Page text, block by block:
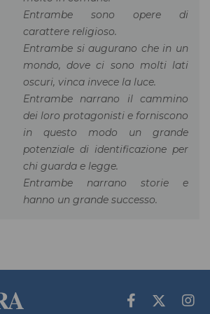
Entrambe sono opere di
carattere religioso.
Entrambe si augurano che in un
mondo, dove ci sono molti lati
oscuri, vinca invece la luce.
Entrambe narrano il cammino
dei loro protagonisti e forniscono
in questo modo un grande
potenziale di identificazione per
chi guarda e legge.
Entrambe narrano storie e
hanno un grande successo.